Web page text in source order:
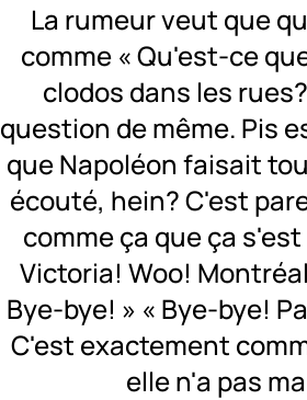
La rumeur veut que
comme « Qu'est-ce
clodos dans les
question de même. Pis
que Napoléon faisait
écouté, hein? C'est
comme ça que ça
Victoria! Woo!
Bye-bye! » « Bye-bye!
C'est exactement
elle n'a pas